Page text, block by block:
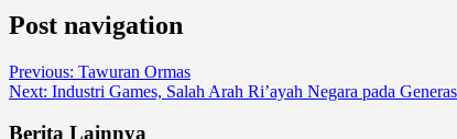
Post navigation
Previous: Tawuran Ormas
Next: Industri Games, Salah Arah Ri’ayah Negara pada
Berita Lainnya